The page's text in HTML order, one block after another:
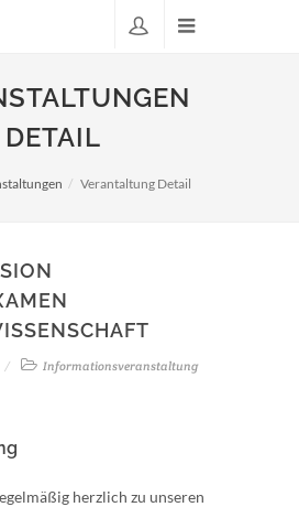
DETAIL
Verantaltung Detail
Informationsveranstaltung
herzlich zu unseren